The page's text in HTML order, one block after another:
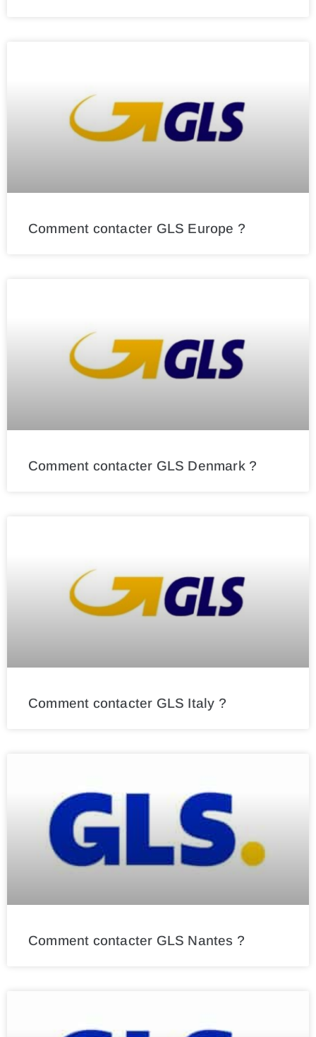
Comment contacter GLS Europe ?
Comment contacter GLS Denmark ?
Comment contacter GLS Italy ?
Comment contacter GLS Nantes ?